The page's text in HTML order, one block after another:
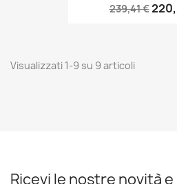
239,41 €
Visualizzati 1-9 su 9 articoli
Ricevi le nostre novità